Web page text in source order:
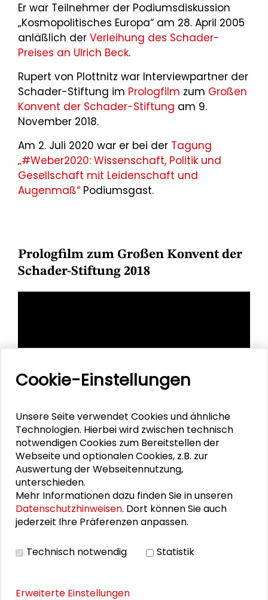
Er war Teilnehmer der Podiumsdiskussion
„Kosmopolitisches Europa“ am 28. April 2005
anläßlich der Verleihung des Schader-
Preises an Ulrich Beck.
Rupert von Plottnitz war Interviewpartner der
Schader-Stiftung im Prologfilm zum Großen
Konvent der Schader-Stiftung am 9.
November 2018.
Am 2. Juli 2020 war er bei der Tagung
„#Weber2020: Wissenschaft, Politik und
Gesellschaft mit Leidenschaft und
Augenmaß“ Podiumsgast.
Prologfilm zum Großen Konvent der
Schader-Stiftung 2018
Personen im Kontext
Kristina Schröder
Gretchen Dutschke-Klotz
Cookie-Einstellungen
Unsere Seite verwendet Cookies und ähnliche
Technologien. Hierbei wird zwischen technisch
notwendigen Cookies zum Bereitstellen der
Webseite und optionalen Cookies, z.B. zur
Auswertung der Webseitennutzung,
unterschieden.
Mehr Informationen dazu finden Sie in unseren
Datenschutzhinweisen. Dort können Sie auch
jederzeit Ihre Präferenzen anpassen.
Technisch notwendig Statistik
Erweiterte Einstellungen